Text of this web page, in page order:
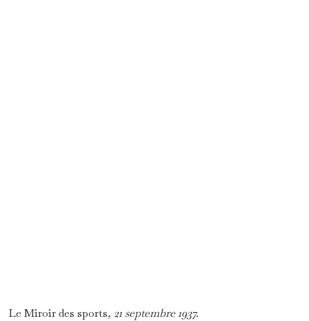
Le Miroir des sports, 21 septembre 1937.